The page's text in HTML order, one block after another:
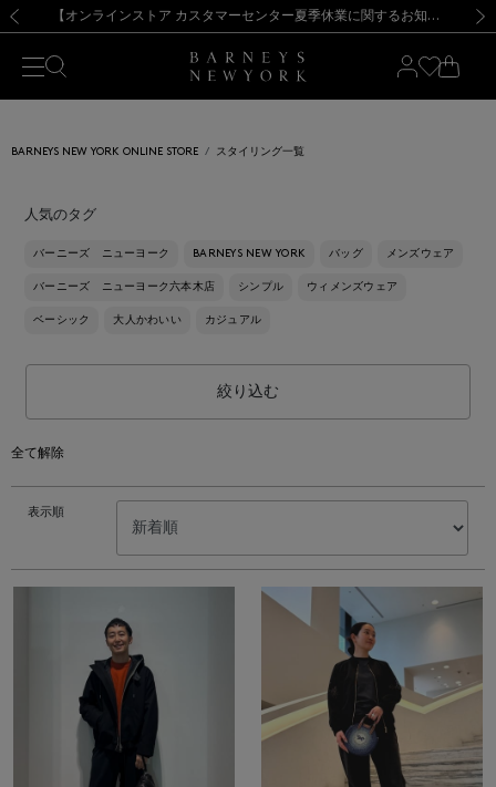
新規登録のお客様も対象！＜MY BARNEYS＞会員のお客様は11,000円（税込）以上のお買上げで常時送料無料！お買い物の際は会員登録を！
【夏季休業に伴う出荷一時停止のお知らせ】(2026.8.7) 【オンラインストア カスタマーセンター夏季休業に関するお知らせ】（2026.8.7）
【夏季休業に伴う返品・交換承り一時停止のお知らせ】（2026.8.5）
熊本県を中心とした地震の影響によるお荷物のお届けについて
【開催中】SUMMER SALEのご案内・ご注意事項 新規登録のお客様も対象！＜MY BARNEYS＞会員のお客様は11,000円（税込）以上のお買上げで常時送料無料！お買い物の際は会員登録を！
【夏季休業に伴う出荷一時停止のお知らせ】(2026.8.7)
BARNEYS NEW YORK ONLINE STORE スタイリング一覧
人気のタグ
バーニーズ ニューヨーク BARNEYS NEW YORK バッグ メンズウェア
バーニーズ ニューヨーク六本木店 シンプル ウィメンズウェア
ベーシック 大人かわいい カジュアル
絞り込む
全て解除
表示順